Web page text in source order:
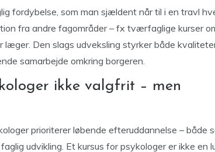
fordybelse, som man sjældent når til i en travl
fra andre fagområder – fx tværfaglige kurser
læger. Den slags udveksling styrker både
samarbejde omkring borgeren.
ikke valgfrit – men
prioriterer løbende efteruddannelse – både
udvikling. Et kursus for psykologer er ikke en